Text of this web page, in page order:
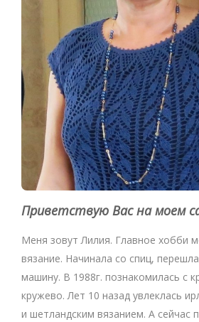
Приветствую Вас на моем
Меня зовут Лилия. Главное хобби
вязание. Начинала со спиц,
машину. В 1988г. познакомилась с
кружево. Лет 10 назад увлеклась
и шетландским вязанием. А сейчас